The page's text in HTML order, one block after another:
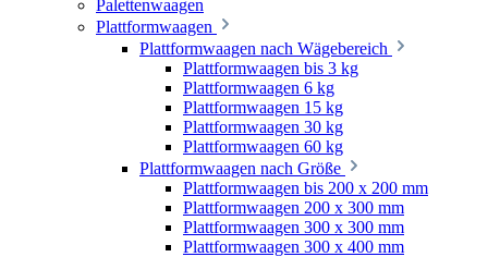
Palettenwaagen
Plattformwaagen
Plattformwaagen nach Wägebereich
Plattformwaagen bis 3 kg
Plattformwaagen 6 kg
Plattformwaagen 15 kg
Plattformwaagen 30 kg
Plattformwaagen 60 kg
Plattformwaagen nach Größe
Plattformwaagen bis 200 x 200 mm
Plattformwaagen 200 x 300 mm
Plattformwaagen 300 x 300 mm
Plattformwaagen 300 x 400 mm